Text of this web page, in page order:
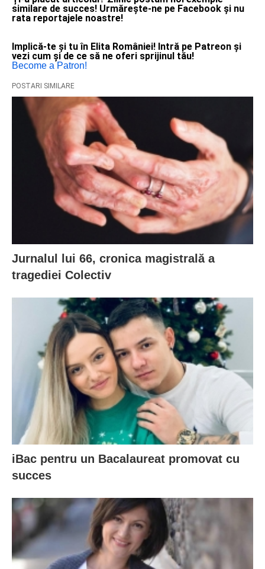
similare de succes! Urmărește-ne pe Facebook și nu
rata reportajele noastre!
Implică-te și tu în Elita României! Intră pe Patreon și
vezi cum și de ce să ne oferi sprijinul tău!
Become a Patron!
POSTARI SIMILARE
Jurnalul lui 66, cronica magistrală a
tragediei Colectiv
iBac pentru un Bacalaureat promovat cu
succes